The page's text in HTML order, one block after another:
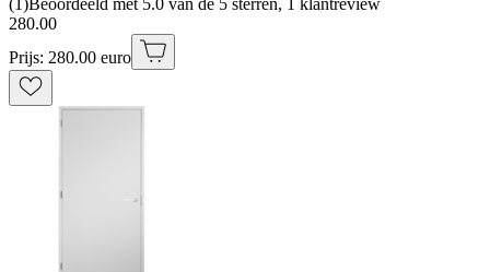
280.00
Prijs: 280.00 euro